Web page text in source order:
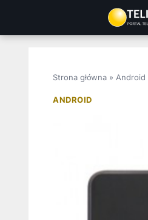
treści
Strona główna » Android
ANDROID